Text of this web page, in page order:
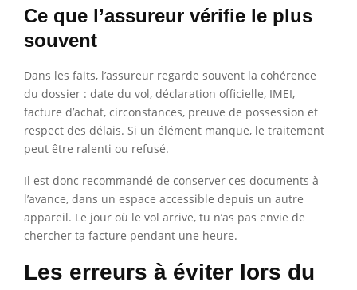
Ce que l’assureur vérifie le plus
souvent
Dans les faits, l’assureur regarde souvent la cohérence
du dossier : date du vol, déclaration officielle, IMEI,
facture d’achat, circonstances, preuve de possession et
respect des délais. Si un élément manque, le traitement
peut être ralenti ou refusé.
Il est donc recommandé de conserver ces documents à
l’avance, dans un espace accessible depuis un autre
appareil. Le jour où le vol arrive, tu n’as pas envie de
chercher ta facture pendant une heure.
Les erreurs à éviter lors du